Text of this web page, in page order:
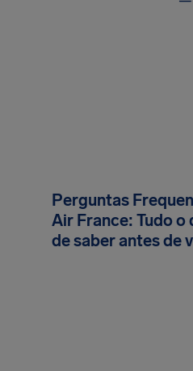
Perguntas
Air France: Tudo o
de saber antes de